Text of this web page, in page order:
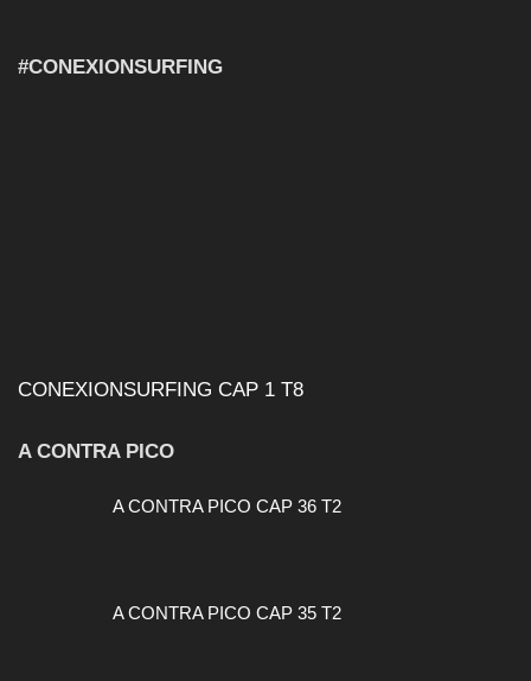
#CONEXIONSURFING
CONEXIONSURFING CAP 1 T8
A CONTRA PICO
A CONTRA PICO CAP 36 T2
A CONTRA PICO CAP 35 T2